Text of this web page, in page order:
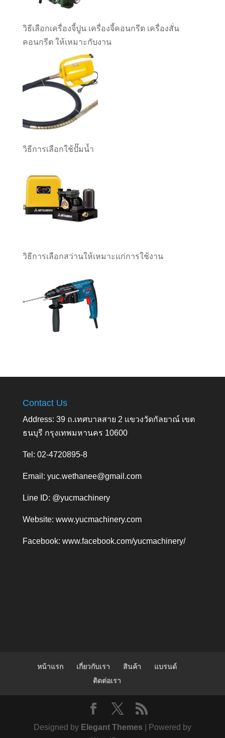
วิธีเลือกเครื่องจี้ปูน เครื่องจี้คอนกรีต เครื่องสั่น
คอนกรีต ให้เหมาะกับงาน
วิธีการเลือกใช้ปั๊มน้ำ
วิธีการเลือกสว่านให้เหมาะแก่การใช้งาน
Contact Us
Address: 39 ถ.เทศบาลสาย 2 แขวงวัดกัลยาณ์ เขต
ธนบุรี กรุงเทพมหานคร 10600
Tel: 02-4720895-8
Email: yuc.wethanee@gmail.com
Line ID: @yucmachinery
Website: www.yucmachinery.com
Facebook: www.facebook.com/yucmachinery/
หน้าแรก เกี่ยวกับเรา สินค้า
แบรนด์
ติดต่อเรา
Designed by Elegant Themes | Powered by